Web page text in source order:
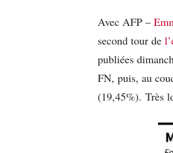
Avec AFP –
second tour de
publiées
FN, puis, au
(19,45%). Très